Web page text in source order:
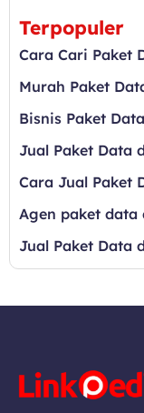
Terpopuler
Cara Cari Paket
Murah Paket
Bisnis Paket
Jual Paket Data
Cara Jual Paket
Agen paket data
Jual Paket Data